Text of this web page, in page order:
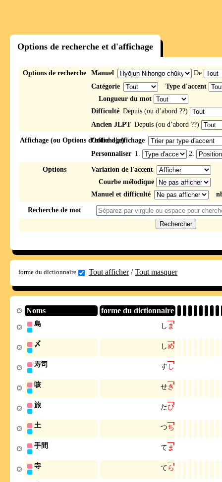
Options de recherche et d'affichage
Options de recherche Manuel
De
Catégorie
Type d'accent
Longueur du mot
Difficulté Depuis (ou d’abord ??)
Ancien JLPT Depuis (ou d’abord ??)
Affichage (ou Options d’affichage)
Ordre d'affichage
Personnaliser 1. 2.
Options
Variation de l'accent
Courbe mélodique
Manuel et difficulté
Recherche de mot
forme du dictionnaire Tout afficher/Tout masquer
Noms forme du dictionnaire
島 し ま
〆 しめ
寿司 す し
咳 せき
旅 たび
土 つち
手間 て ま
寺 てら